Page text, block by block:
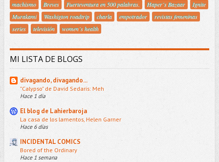
machismo
Breves Fuerteventura en 500 palabras. Haper´s Bazaar
Ignite
Murakami
Washigton roadtrip charla empotrador
revistas femeninas
series
televisión women´s health
MI LISTA DE BLOGS
divagando, divagando...
"Calypso" de David Sedaris: Meh
Hace 1 día
El blog de Lahierbaroja
La casa de los lamentos, Helen Garner
Hace 6 días
INCIDENTAL COMICS
Bored of the Ordinary
Hace 1 semana